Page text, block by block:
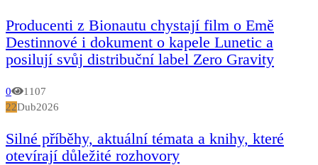
Producenti z Bionautu chystají film o Emě
Destinnové i dokument o kapele Lunetic a
posilují svůj distribuční label Zero Gravity
0
1107
22Dub2026
Silné příběhy, aktuální témata a knihy, které
otevírají důležité rozhovory